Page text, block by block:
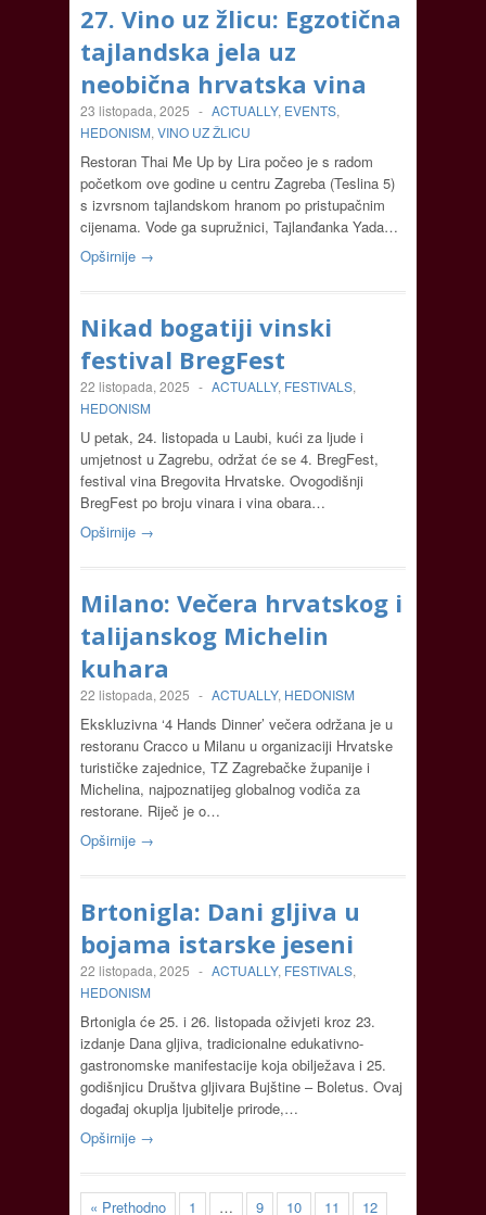
27. Vino uz žlicu: Egzotična
tajlandska jela uz
neobična hrvatska vina
23 listopada, 2025 - ACTUALLY, EVENTS,
HEDONISM, VINO UZ ŽLICU
Restoran Thai Me Up by Lira počeo je s radom
početkom ove godine u centru Zagreba (Teslina 5)
s izvrsnom tajlandskom hranom po pristupačnim
cijenama. Vode ga supružnici, Tajlanđanka Yada…
Opširnije →
Nikad bogatiji vinski
festival BregFest
22 listopada, 2025 - ACTUALLY, FESTIVALS,
HEDONISM
U petak, 24. listopada u Laubi, kući za ljude i
umjetnost u Zagrebu, održat će se 4. BregFest,
festival vina Bregovita Hrvatske. Ovogodišnji
BregFest po broju vinara i vina obara…
Opširnije →
Milano: Večera hrvatskog i
talijanskog Michelin
kuhara
22 listopada, 2025 - ACTUALLY, HEDONISM
Ekskluzivna ‘4 Hands Dinner’ večera održana je u
restoranu Cracco u Milanu u organizaciji Hrvatske
turističke zajednice, TZ Zagrebačke županije i
Michelina, najpoznatijeg globalnog vodiča za
restorane. Riječ je o…
Opširnije →
Brtonigla: Dani gljiva u
bojama istarske jeseni
22 listopada, 2025 - ACTUALLY, FESTIVALS,
HEDONISM
Brtonigla će 25. i 26. listopada oživjeti kroz 23.
izdanje Dana gljiva, tradicionalne edukativno-
gastronomske manifestacije koja obilježava i 25.
godišnjicu Društva gljivara Bujštine – Boletus. Ovaj
događaj okuplja ljubitelje prirode,…
Opširnije →
« Prethodno 1 … 9 10 11 12